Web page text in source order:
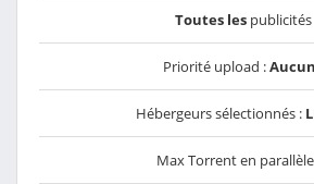
Toutes les publicités
Priorité upload :
Hébergeurs sélectionnés :
Max Torrent en